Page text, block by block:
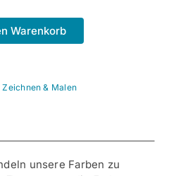
Warenkorb
Zeichnen & Malen
unsere Farben zu